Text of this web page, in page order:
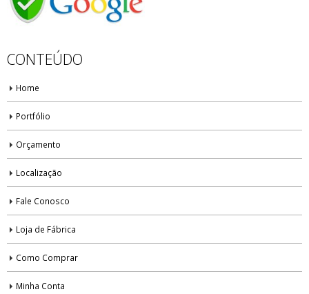
CONTEÚDO
Home
Portfólio
Orçamento
Localização
Fale Conosco
Loja de Fábrica
Como Comprar
Minha Conta